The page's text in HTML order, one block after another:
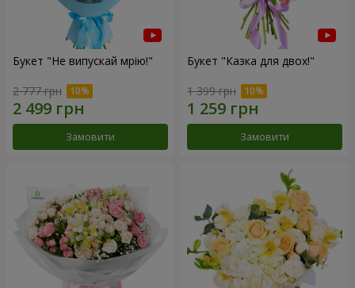
Букет "Не випускай мрію!"
2 777 грн
Замовити
Букет "Казка для двох!"
1 399 грн
Замовити